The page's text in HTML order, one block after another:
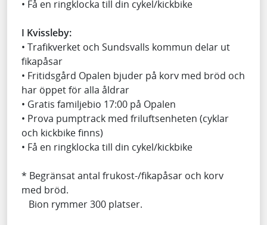
• Få en ringklocka till din cykel/kickbike
I Kvissleby:
• Trafikverket och Sundsvalls kommun delar ut
fikapåsar
• Fritidsgård Opalen bjuder på korv med bröd och
har öppet för alla åldrar
• Gratis familjebio 17:00 på Opalen
• Prova pumptrack med friluftsenheten (cyklar
och kickbike finns)
• Få en ringklocka till din cykel/kickbike
* Begränsat antal frukost-/fikapåsar och korv
med bröd.
Bion rymmer 300 platser.